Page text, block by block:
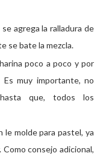
agrega la ralladura de
se bate la mezcla.
poco a poco y por
Es muy importante, no
que, todos los
le molde para pastel, ya
consejo adicional,